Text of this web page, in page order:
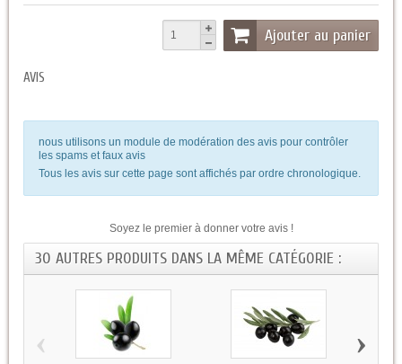
Ajouter au panier
AVIS
nous utilisons un module de modération des avis pour contrôler
les spams et faux avis
Tous les avis sur cette page sont affichés par ordre chronologique.
Soyez le premier à donner votre avis !
30 AUTRES PRODUITS DANS LA MÊME CATÉGORIE :
‹ ›